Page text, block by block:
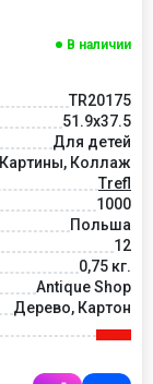
В наличии
TR20175
51.9x37.5
Для детей
Картины, Коллаж
Trefl
1000
Польша
12
0,75 кг.
Antique Shop
Дерево, Картон